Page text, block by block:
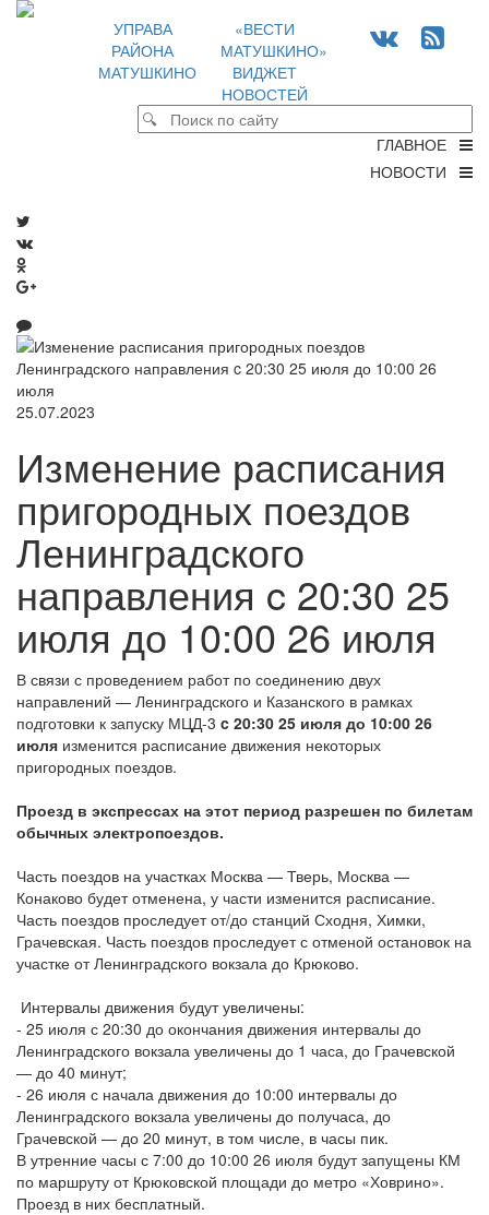
УПРАВА
РАЙОНА
МАТУШКИНО
«ВЕСТИ
МАТУШКИНО»
ВИДЖЕТ
НОВОСТЕЙ
ГЛАВНОЕ
НОВОСТИ
25.07.2023
Изменение расписания
пригородных поездов
Ленинградского
направления c 20:30 25
июля до 10:00 26 июля
В связи с проведением работ по соединению двух
направлений — Ленинградского и Казанского в рамках
подготовки к запуску МЦД-3 c 20:30 25 июля до 10:00 26
июля изменится расписание движения некоторых
пригородных поездов.
Проезд в экспрессах на этот период разрешен по билетам
обычных электропоездов.
Часть поездов на участках Москва — Тверь, Москва —
Конаково будет отменена, у части изменится расписание.
Часть поездов проследует от/до станций Сходня, Химки,
Грачевская. Часть поездов проследует с отменой остановок на
участке от Ленинградского вокзала до Крюково.
Интервалы движения будут увеличены:
- 25 июля с 20:30 до окончания движения интервалы до
Ленинградского вокзала увеличены до 1 часа, до Грачевской
— до 40 минут;
- 26 июля с начала движения до 10:00 интервалы до
Ленинградского вокзала увеличены до получаса, до
Грачевской — до 20 минут, в том числе, в часы пик.
В утренние часы с 7:00 до 10:00 26 июля будут запущены КМ
по маршруту от Крюковской площади до метро «Ховрино».
Проезд в них бесплатный.